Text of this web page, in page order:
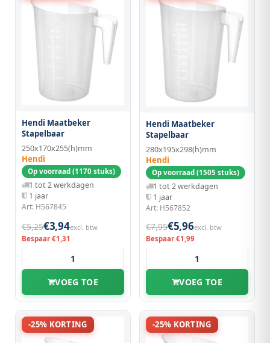
Hendi Maatbeker
Stapelbaar
250x170x255(h)mm
Hendi
Op voorraad (1170 stuks)
1 tot 2 werkdagen
1 jaar
Art: H567845
€5,25€3,94excl. btw
Bespaar €1,31
VOEG TOE
Hendi Maatbeker
Stapelbaar
280x195x298(h)mm
Hendi
Op voorraad (1505 stuks)
1 tot 2 werkdagen
1 jaar
Art: H567852
€7,95€5,96excl. btw
Bespaar €1,99
VOEG TOE
-25% KORTING -25% KORTING